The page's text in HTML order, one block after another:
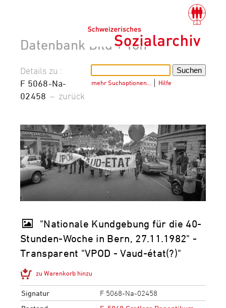
Datenbank Bild + Ton
mehr Suchoptionen… Hilfe
Details zu :
F 5068-Na-
02458 – zurück
"Nationale Kundgebung für die 40-
Stunden-Woche in Bern, 27.11.1982" -
Transparent "VPOD - Vaud-état(?)"
zu Warenkorb hinzu
Signatur
F 5068-Na-02458